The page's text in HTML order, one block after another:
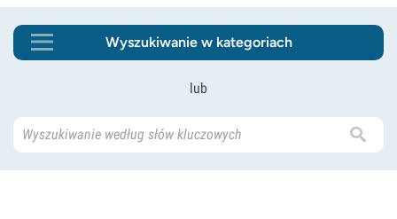
Wyszukiwanie w kategoriach
lub